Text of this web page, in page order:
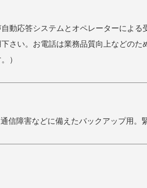
自動応答システムとオペレーターによ
さい。お電話は業務品質向上などの
）
信障害などに備えたバックアップ用